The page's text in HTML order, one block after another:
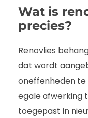
Wat is
precies?
Renovlies
dat wordt
oneffenheden te
egale afwerking
toegepast in